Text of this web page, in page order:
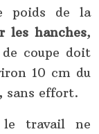
poids de la
les hanches,
coupe doit
10 cm du
sans effort.
le travail ne